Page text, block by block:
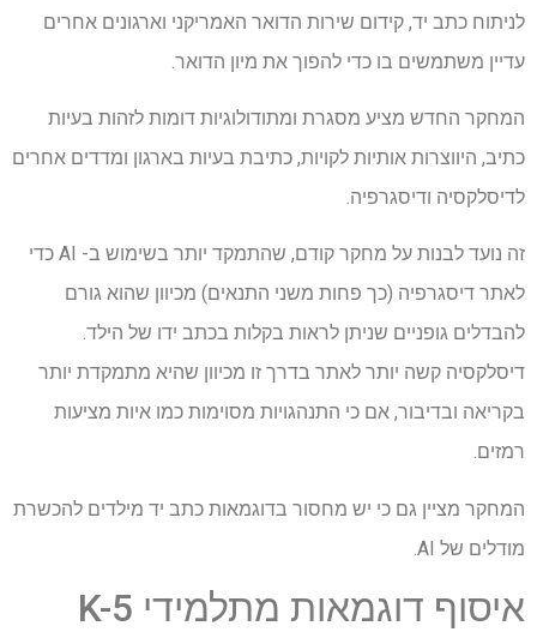
לניתוח כתב יד, קידום שירות הדואר האמריקני וארגונים אחרים
עדיין משתמשים בו כדי להפוך את מיון הדואר.
המחקר החדש מציע מסגרת ומתודולוגיות דומות לזהות בעיות
כתיב, היווצרות אותיות לקויות, כתיבת בעיות בארגון ומדדים אחרים
לדיסלקסיה ודיסגרפיה.
זה נועד לבנות על מחקר קודם, שהתמקד יותר בשימוש ב- AI כדי
לאתר דיסגרפיה (כך פחות משני התנאים) מכיוון שהוא גורם
להבדלים גופניים שניתן לראות בקלות בכתב ידו של הילד.
דיסלקסיה קשה יותר לאתר בדרך זו מכיוון שהיא מתמקדת יותר
בקריאה ובדיבור, אם כי התנהגויות מסוימות כמו איות מציעות
רמזים.
המחקר מציין גם כי יש מחסור בדוגמאות כתב יד מילדים להכשרת
מודלים של AI.
איסוף דוגמאות מתלמידי K-5